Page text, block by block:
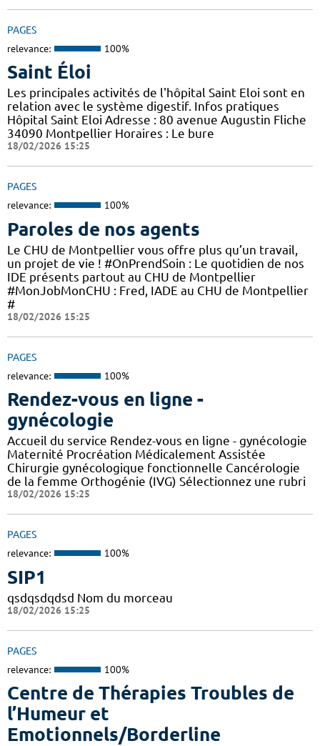
PAGES
relevance: 100%
Saint Éloi
Les principales activités de l'hôpital Saint Eloi sont en
relation avec le système digestif. Infos pratiques
Hôpital Saint Eloi Adresse : 80 avenue Augustin Fliche
34090 Montpellier Horaires : Le bure
18/02/2026 15:25
PAGES
relevance: 100%
Paroles de nos agents
Le CHU de Montpellier vous offre plus qu’un travail,
un projet de vie ! #OnPrendSoin : Le quotidien de nos
IDE présents partout au CHU de Montpellier
#MonJobMonCHU : Fred, IADE au CHU de Montpellier
#
18/02/2026 15:25
PAGES
relevance: 100%
Rendez-vous en ligne -
gynécologie
Accueil du service Rendez-vous en ligne - gynécologie
Maternité Procréation Médicalement Assistée
Chirurgie gynécologique fonctionnelle Cancérologie
de la femme Orthogénie (IVG) Sélectionnez une rubri
18/02/2026 15:25
PAGES
relevance: 100%
SIP1
qsdqsdqdsd Nom du morceau
18/02/2026 15:25
PAGES
relevance: 100%
Centre de Thérapies Troubles de
l’Humeur et
Emotionnels/Borderline